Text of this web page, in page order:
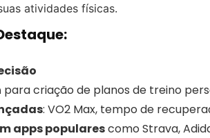
atividades físicas.
para criação de planos de treino
: VO2 Max, tempo de
apps popularescomo Strava,